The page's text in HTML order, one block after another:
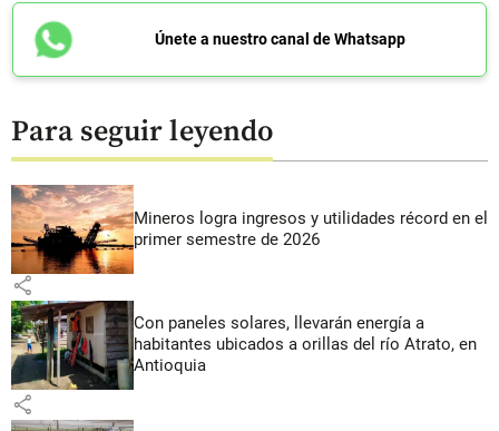
Únete a nuestro canal de Whatsapp
Para seguir leyendo
Mineros logra ingresos y utilidades récord en el
primer semestre de 2026
share
Con paneles solares, llevarán energía a
habitantes ubicados a orillas del río Atrato, en
Antioquia
share